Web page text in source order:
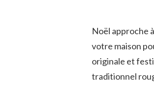
Noël approche
votre maison
originale et
traditionnel